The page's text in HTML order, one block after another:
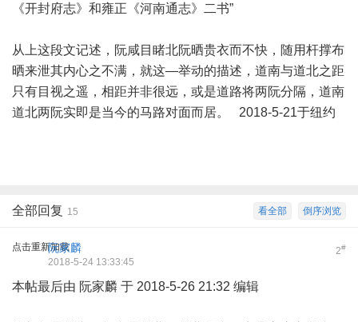
《开封府志》和雍正《河南通志》二书”
从上这段文记述，阮咸目睹北阮晒贵衣而不快，随用杆撑布
晒来泄其内心之不满，就这—举动的描述，道南与道北之距
只有目视之遥，相距并非很远，或是道路将两阮分隔，道南
道北两阮实即是当今的马路对面而居。 2018-5-21于纽约
倒序浏览
看全部
全部回复 15
点击重新加载 2#
阮家麟
2018-5-24 13:33:45
本帖最后由 阮家麟 于 2018-5-26 21:32 编辑